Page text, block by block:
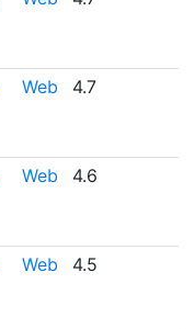
Web 4.7
Web 4.6
Web 4.5